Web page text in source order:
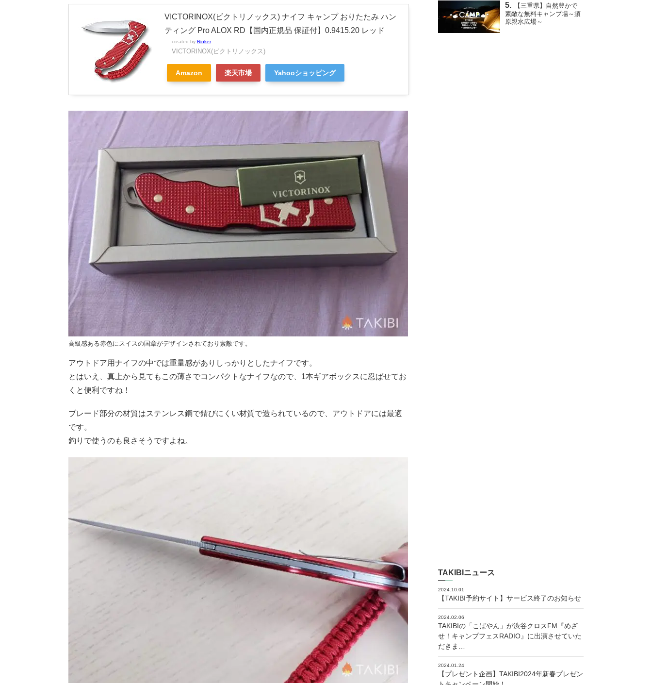
VICTORINOX(ビクトリノックス) ナイフ キャンプ おりたたみ ハン
ティング Pro ALOX RD【国内正規品 保証付】0.9415.20 レッド
created by Rinker
VICTORINOX(ビクトリノックス)
Amazon 楽天市場 Yahooショッピング
高級感ある赤色にスイスの国章がデザインされており素敵です。
アウトドア用ナイフの中では重量感がありしっかりとしたナイフです。
とはいえ、真上から見てもこの薄さでコンパクトなナイフなので、1本ギアボックスに忍ばせてお
くと便利ですね！
ブレード部分の材質はステンレス鋼で錆びにくい材質で造られているので、アウトドアには最適
です。
釣りで使うのも良さそうですよね。
【三重県】自然豊かで
素敵な無料キャンプ場～須
原親水広場～
TAKIBIニュース
2024.10.01
【TAKIBI予約サイト】サービス終了のお知らせ
2024.02.06
TAKIBIの「こばやん」が渋谷クロスFM『めざ
せ！キャンプフェスRADIO』に出演させていた
だきま…
2024.01.24
【プレゼント企画】TAKIBI2024年新春プレゼン